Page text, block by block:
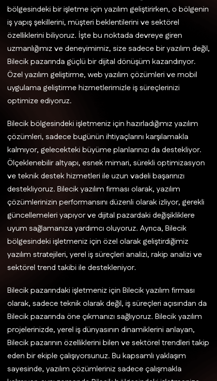
bölgesindeki bir işletme için yazılım geliştirirken, o bölgenin
iş yapış şekillerini, müşteri beklentilerini ve sektörel
özelliklerini biliyoruz. İşte bu noktada devreye giren
uzmanlığımız ve deneyimimiz, size sadece bir yazılım değil,
Bilecik pazarında güçlü bir dijital dönüşüm kazandırıyor.
Özel yazılım geliştirme, web yazılım çözümleri ve mobil
uygulama geliştirme hizmetlerimizle iş süreçlerinizi
optimize ediyoruz.
Bilecik bölgesindeki işletmeniz için hazırladığımız yazılım
çözümleri, sadece bugünün ihtiyaçlarını karşılamakla
kalmıyor, gelecekteki büyüme planlarınızı da destekliyor.
Ölçeklenebilir altyapı, esnek mimari, sürekli optimizasyon
ve teknik destek hizmetleri ile uzun vadeli başarınızı
destekliyoruz. Bilecik yazılım firması olarak, yazılım
çözümlerinizin performansını düzenli olarak izliyor, gerekli
güncellemeleri yapıyor ve dijital pazardaki değişikliklere
uyum sağlamanıza yardımcı oluyoruz. Ayrıca, Bilecik
bölgesindeki işletmeniz için özel olarak geliştirdiğimiz
yazılım stratejileri, yerel iş süreçleri analizi, rakip analizi ve
sektörel trend takibi ile destekleniyor.
Bilecik pazarındaki işletmeniz için Bilecik yazılım firması
olarak, sadece teknik olarak değil, iş süreçleri açısından da
Bilecik pazarında öne çıkmanızı sağlıyoruz. Bilecik yazılım
projelerinizde, yerel iş dünyasının dinamiklerini anlayan,
Bilecik pazarının özelliklerini bilen ve sektörel trendleri takip
eden bir ekiple çalışıyorsunuz. Bu kapsamlı yaklaşım
sayesinde, yazılım çözümleriniz sadece çalışmakla